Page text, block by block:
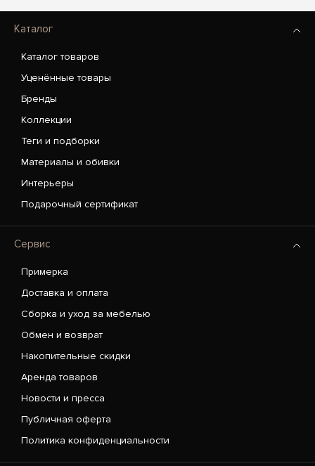
Каталог
Каталог товаров
Уценённые товары
Бренды
Коллекции
Теги и подборки
Материалы и обивки
Интерьеры
Подарочный сертификат
Сервис
Примерка
Доставка и оплата
Сборка и уход за мебелью
Обмен и возврат
Накопительные скидки
Аренда товаров
Новости и пресса
Публичная оферта
Политика конфиденциальности